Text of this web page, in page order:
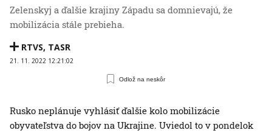
Zelenskyj a ďalšie krajiny Západu sa domnievajú, že
mobilizácia stále prebieha.
RTVS, TASR
21. 11. 2022 12:21:02
Odlož na neskôr
Rusko neplánuje vyhlásiť ďalšie kolo mobilizácie
obyvateľstva do bojov na Ukrajine. Uviedol to v pondelok